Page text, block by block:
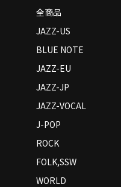
全商品
JAZZ-US
BLUE NOTE
JAZZ-EU
JAZZ-JP
JAZZ-VOCAL
J-POP
ROCK
FOLK,SSW
WORLD